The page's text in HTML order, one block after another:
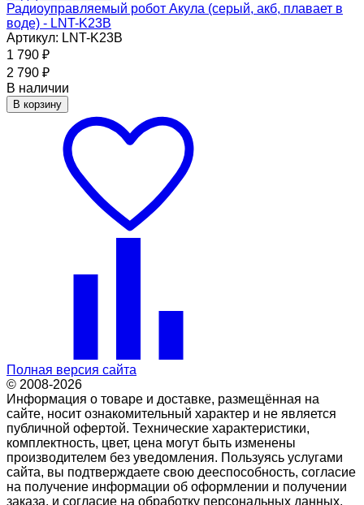
Радиоуправляемый робот Акула (серый, акб, плавает в
воде) - LNT-K23B
Артикул: LNT-K23B
1 790 ₽
2 790 ₽
В наличии
В корзину
Полная версия сайта
© 2008-2026
Информация о товаре и доставке, размещённая на
сайте, носит ознакомительный характер и не является
публичной офертой. Технические характеристики,
комплектность, цвет, цена могут быть изменены
производителем без уведомления. Пользуясь услугами
сайта, вы подтверждаете свою дееспособность, согласие
на получение информации об оформлении и получении
заказа, и согласие на обработку персональных данных.